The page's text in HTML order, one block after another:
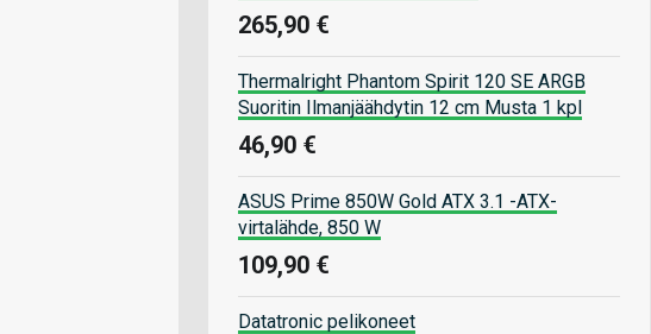
265,90 €
Thermalright Phantom Spirit 120 SE ARGB
Suoritin Ilmanjäähdytin 12 cm Musta 1 kpl
46,90 €
ASUS Prime 850W Gold ATX 3.1 -ATX-
virtalähde, 850 W
109,90 €
Datatronic pelikoneet